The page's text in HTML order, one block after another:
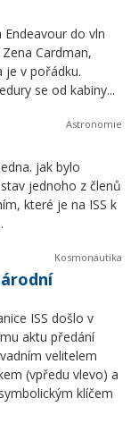
do vln
Cardman,
je v pořádku.
se od kabiny...
Astronomie
jak bylo
jednoho z členů
které je na ISS k
Kosmonautika
ISS došlo v
aktu předání
velitelem
(vpředu vlevo) a
klíčem